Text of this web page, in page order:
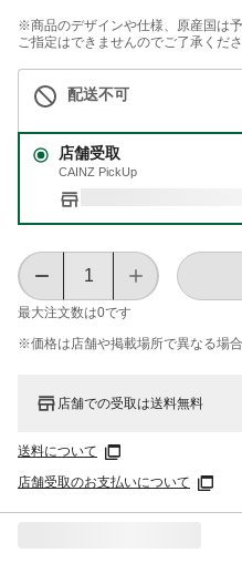
※商品のデザインや仕様、原産国は
ご指定はできませんのでご了承くださ
配送不可
店舗受取
CAINZ PickUp
最大注文数は0です
※価格は​店舗や​掲載場所で​異なる​場合
店舗での受取は送料無料
送料について
店舗受取のお支払いについて